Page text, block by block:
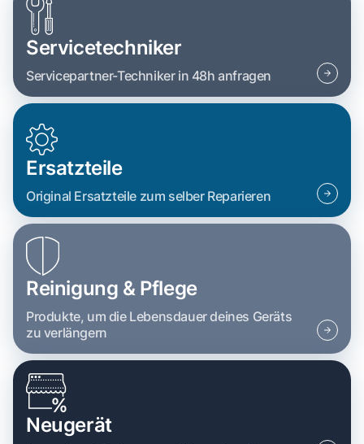
Servicetechniker
Servicepartner-Techniker in 48h anfragen
Ersatzteile
Original Ersatzteile zum selber Reparieren
Reinigung & Pflege
Produkte, um die Lebensdauer deines Geräts
zu verlängern
Neugerät